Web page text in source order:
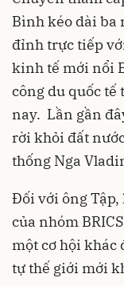
Bình kéo dài ba
đỉnh trực tiếp
kinh tế mới nổi
công du quốc tế
nay. Lần gần
rời khỏi đất
thống Nga
Đối với ông
của nhóm BRICS
một cơ hội khác
tự thế giới mới